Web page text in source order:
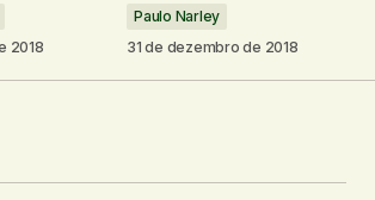
sobre novos comentários por e-mail.
2018
Paulo Narley
31 de dezembro de 2018